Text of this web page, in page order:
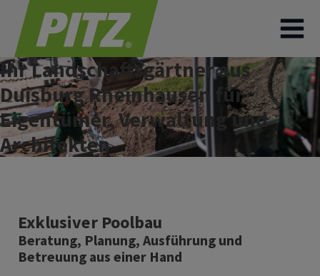
Ihr Landschaftsgärtner aus
Duisburg Rheinhausen für
Eigentümer, Verwaltung und
Architekten
Exklusiver Poolbau
Beratung, Planung, Ausführung und
Betreuung aus einer Hand